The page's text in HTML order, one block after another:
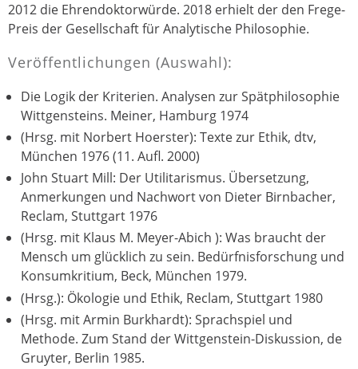
2012 die Ehrendoktorwürde. 2018 erhielt der den Frege-
Preis der Gesellschaft für Analytische Philosophie.
Veröffentlichungen (Auswahl):
Die Logik der Kriterien. Analysen zur Spätphilosophie
Wittgensteins. Meiner, Hamburg 1974
(Hrsg. mit Norbert Hoerster): Texte zur Ethik, dtv,
München 1976 (11. Aufl. 2000)
John Stuart Mill: Der Utilitarismus. Übersetzung,
Anmerkungen und Nachwort von Dieter Birnbacher,
Reclam, Stuttgart 1976
(Hrsg. mit Klaus M. Meyer-Abich ): Was braucht der
Mensch um glücklich zu sein. Bedürfnisforschung und
Konsumkritium, Beck, München 1979.
(Hrsg.): Ökologie und Ethik, Reclam, Stuttgart 1980
(Hrsg. mit Armin Burkhardt): Sprachspiel und
Methode. Zum Stand der Wittgenstein-Diskussion, de
Gruyter, Berlin 1985.